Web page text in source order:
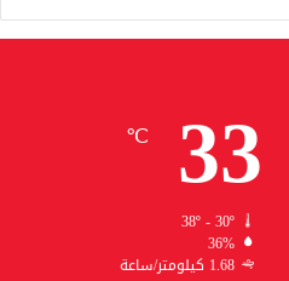
33
℃
38º - 30º
36%
1.68 كيلومتر/ساعة